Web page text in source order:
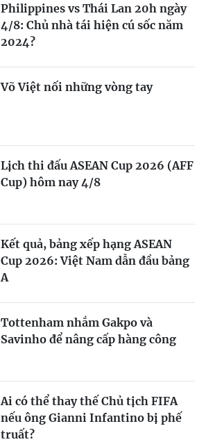
Philippines vs Thái Lan 20h ngày
4/8: Chủ nhà tái hiện cú sốc năm
2024?
Võ Việt nối những vòng tay
Lịch thi đấu ASEAN Cup 2026 (AFF
Cup) hôm nay 4/8
Kết quả, bảng xếp hạng ASEAN
Cup 2026: Việt Nam dẫn đầu bảng
A
Tottenham nhắm Gakpo và
Savinho để nâng cấp hàng công
Ai có thể thay thế Chủ tịch FIFA
nếu ông Gianni Infantino bị phế
truất?